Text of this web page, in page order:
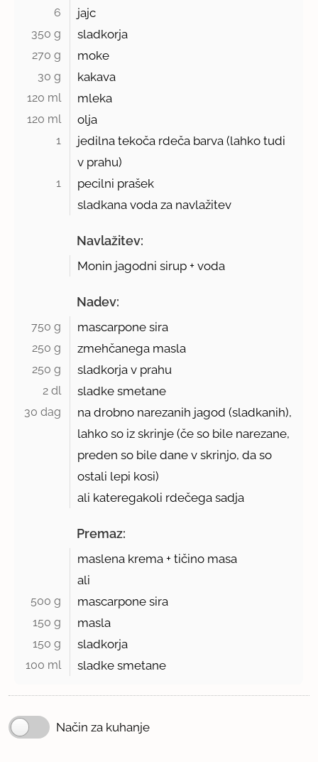
6 jajc
350 g sladkorja
270 g moke
30 g kakava
120 ml mleka
120 ml olja
1
jedilna tekoča rdeča barva (lahko tudi
v prahu)
1
pecilni prašek
sladkana voda za navlažitev
Navlažitev:
Monin jagodni sirup + voda
Nadev:
750 g mascarpone sira
250 g zmehčanega masla
250 g sladkorja v prahu
2 dl sladke smetane
30 dag
na drobno narezanih jagod (sladkanih),
lahko so iz skrinje (če so bile narezane,
preden so bile dane v skrinjo, da so
ostali lepi kosi)
ali kateregakoli rdečega sadja
Premaz:
maslena krema + tičino masa
ali
500 g mascarpone sira
150 g masla
150 g sladkorja
100 ml sladke smetane
Način za kuhanje